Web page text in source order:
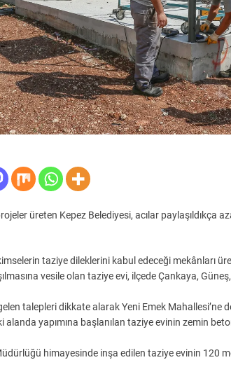
üreten Kepez Belediyesi, acılar paylaşıldıkça
taziye dileklerini kabul edeceği mekânları
vesile olan taziye evi, ilçede Çankaya,
talepleri dikkate alarak Yeni Emek Mahallesi’ne
alanda yapımına başlanılan taziye evinin zemin
himayesinde inşa edilen taziye evinin 120